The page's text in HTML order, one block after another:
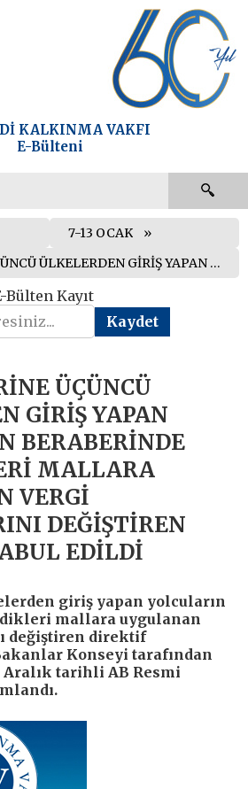
KALKINMA VAKFI
E-Bülteni
7-13 OCAK
AB ÜLKELERİNE ÜÇÜNCÜ ÜLKELERDEN GİRİŞ YAPAN YOLCULARIN BERABERİNDE GETİRDİKLERİ MALLARA UYGULANAN VERGİ İSTİSNALARINI DEĞİŞTİREN DİREKTİF KABUL EDİLDİ
Bülten Kayıt
ÜÇÜNCÜ
GİRİŞ YAPAN
BERABERİNDE
MALLARA
VERGİ
DEĞİŞTİREN
EDİLDİ
giriş yapan yolcuların
mallara uygulanan
değiştiren direktif
Konseyi tarafından
tarihli AB Resmi